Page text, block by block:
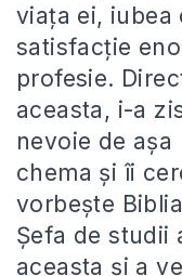
viața ei, iubea
satisfacție
profesie.
aceasta, i-a
nevoie de
chema și îi
vorbește
Șefa de studii
aceasta și a